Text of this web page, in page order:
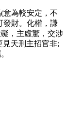
意為較安定，不
發財。化權，謙
，主虛驚，交涉
見天刑主招官非;